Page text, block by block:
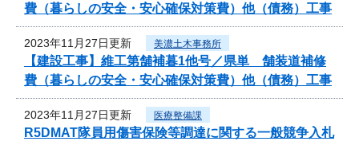
費（暮らしの安全・安心確保対策費）他（債務）工事
2023年11月27日更新 美濃土木事務所
【建設工事】維工第舗補暮1他号／県単 舗装道補修
費（暮らしの安全・安心確保対策費）他（債務）工事
2023年11月27日更新 医療整備課
R5DMAT隊員用傷害保険等調達に関する一般競争入札